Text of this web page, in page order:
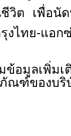
วิต เพื่อนัด
ทย-แอ
อมูลเพิ่มเ
ภัณฑ์ของบ